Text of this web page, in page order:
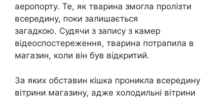
аеропорту. Те, як тварина змогла пролізти
всередину, поки залишається
загадкою. Судячи з запису з камер
відеоспостереження, тварина потрапила в
магазин, коли він був відкритий.
За яких обставин кішка проникла всередину
вітрини магазину, адже холодильні вітрини